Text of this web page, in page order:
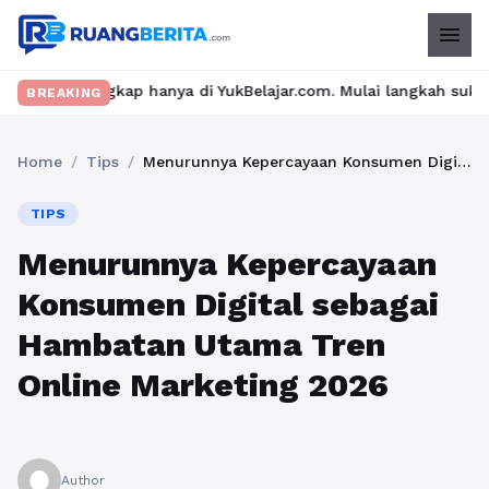
menu
BREAKING
hanya di YukBelajar.com. Mulai langkah suksesmu hari ini!
Home / Tips / Menurunnya Kepercayaan Konsumen Digital sebagai Hambatan Utama Tren Online Marketing 2026
TIPS
Menurunnya Kepercayaan
Konsumen Digital sebagai
Hambatan Utama Tren
Online Marketing 2026
Author